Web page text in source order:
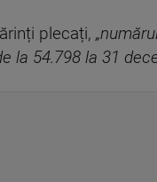
plecați,
la 54.798 la 31